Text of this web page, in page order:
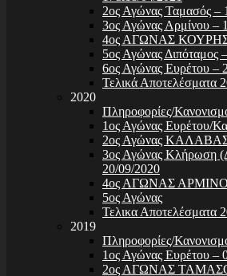
2ος Αγώνας Ταμασός –
3ος Αγώνας Αρμίνου –
4ος ΑΓΩΝΑΣ ΚΟΥΡΗΣ
5ος Αγώνας Διπόταμος
6ος Αγώνας Ευρέτου –
Τελικά Αποτελέσματα
2020
Πληροφορίες/
1ος Αγώνας Ευρέτου/
2ος Αγώνας
3ος Αγώνας
20/09/2020
4ος ΑΓΩΝΑΣ
5ος Αγώνας
Τελικα Αποτελέσματα
2019
Πληροφορίες/
1ος Αγώνας Ευρέτου –
2ος ΑΓΩΝΑΣ